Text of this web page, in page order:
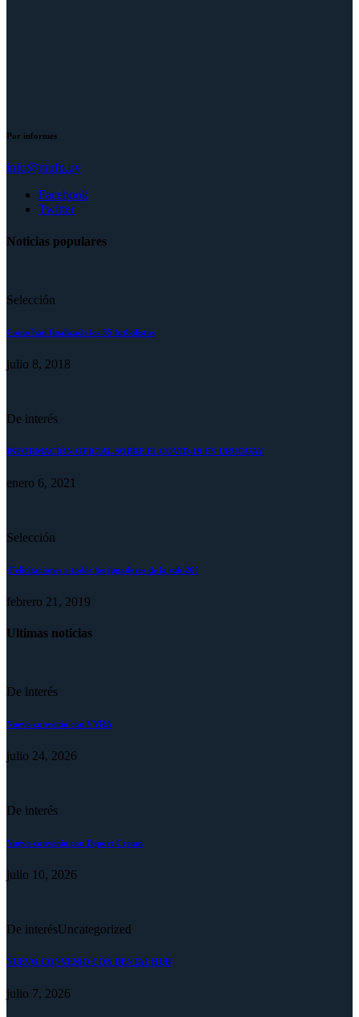
Por informes
info@mufp.uy
Facebook
Twitter
Noticias populares
Selección
Como han finalizado los 55 futbolistas
julio 8, 2018
De interés
INFORMACIÓN OFICIAL SOBRE EL COVID-19 EN URUGUAY
enero 6, 2021
Selección
¡Felicitaciones a todos los jugadores de la sub-20!
febrero 21, 2019
Ultimas noticias
De interés
Nuevo convenio con VYRA
julio 24, 2026
De interés
Nuevo convenio con Deport Cream
julio 10, 2026
De interésUncategorized
NUEVO CONVENIO CON DENTAL HUB
julio 7, 2026